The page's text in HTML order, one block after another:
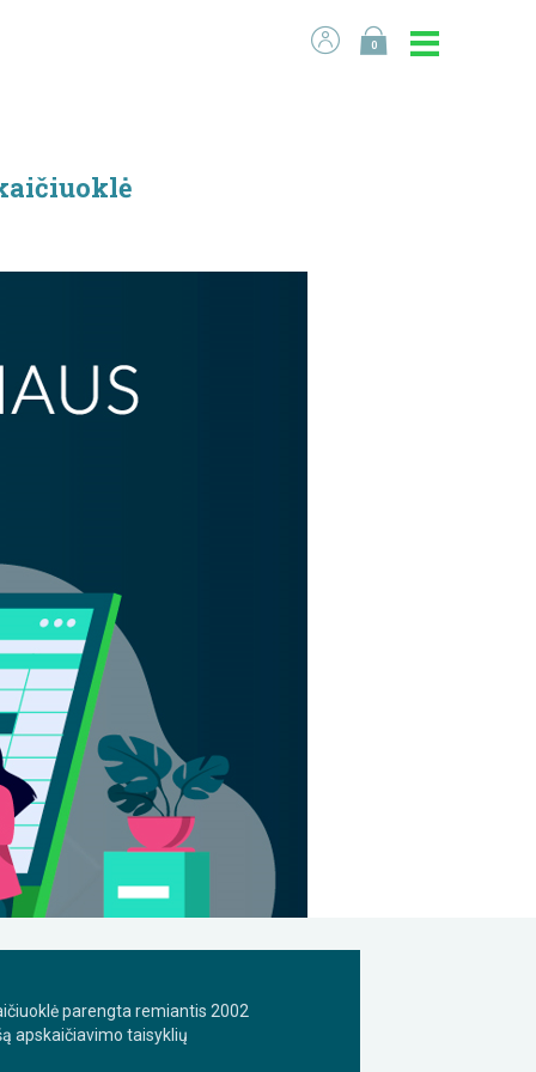
0
parengta remiantis 2002
apskaičiavimo taisyklių